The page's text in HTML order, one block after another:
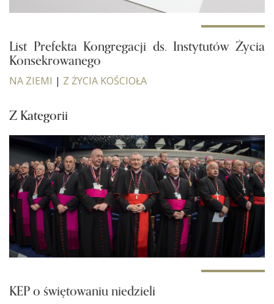
List Prefekta Kongregacji ds. Instytutów Życia
Konsekrowanego
NA ZIEMI | Z ŻYCIA KOŚCIOŁA
Z Kategorii
KEP o świętowaniu niedzieli